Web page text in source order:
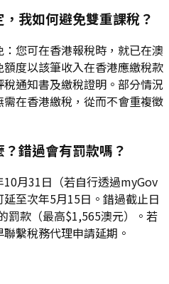
我如何避免雙重課稅？
您可在香港報稅時，就已在澳
度以該筆收入在香港應繳稅款
通知書及繳稅證明。部分情況
在香港繳稅，從而不會重複徵
錯過會有罰款嗎？
月31日（若自行透過myGov
至次年5月15日。錯過截止日
罰款（最高$1,565澳元）。若
繫稅務代理申請延期。